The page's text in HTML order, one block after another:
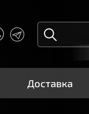
Доставка